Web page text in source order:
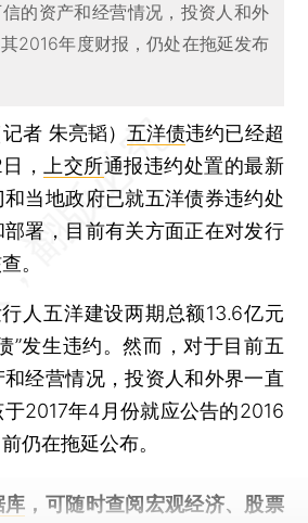
的资产和经营情况，投资人和外
2016年度财报，仍处在拖延发布
者 朱亮韬） 五洋债违约已经超
，
上交所通报违约处置的最新
当地政府已就五洋债券违约处
署，目前有关方面正在对发行
。
五洋建设两期总额13.6亿元
”发生违约。然而，对于目前五
经营情况，投资人和外界一直
2017年4月份就应公告的2016
仍在拖延公布。
库 ，可随时查阅宏观经济、股票